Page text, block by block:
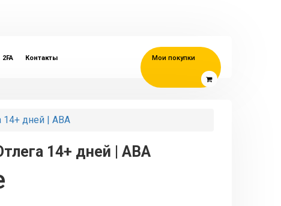
2FA Контакты Мои покупки
14+ дней | АВА
14+ дней | АВА